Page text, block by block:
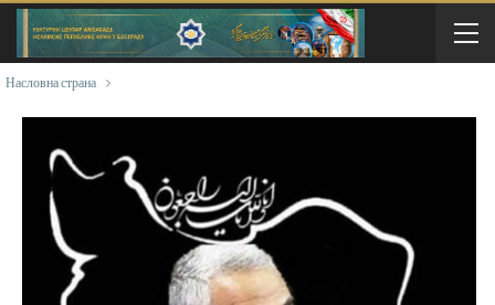
Насловна страна